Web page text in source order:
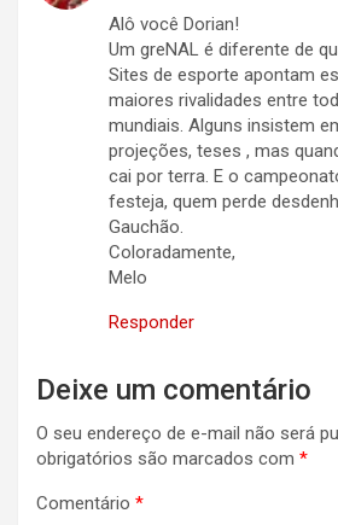
Alô você Dorian!
Um greNAL é diferente de
Sites de esporte apontam
maiores rivalidades entre
mundiais. Alguns insistem
projeções, teses , mas
cai por terra. E o
festeja, quem perde
Gauchão.
Coloradamente,
Melo
Responder
Deixe um comentário
O seu endereço de e-mail não será
obrigatórios são marcados com *
Comentário *